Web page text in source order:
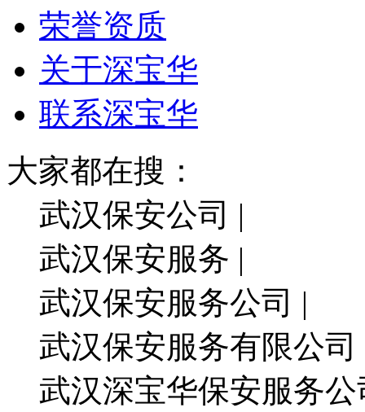
荣誉资质
关于深宝华
联系深宝华
大家都在搜：
武汉保安公司 |
武汉保安服务 |
武汉保安服务公司 |
武汉保安服务有限公司
武汉深宝华保安服务公